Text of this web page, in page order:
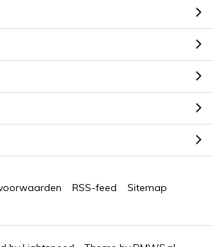
RSS-feed Sitemap